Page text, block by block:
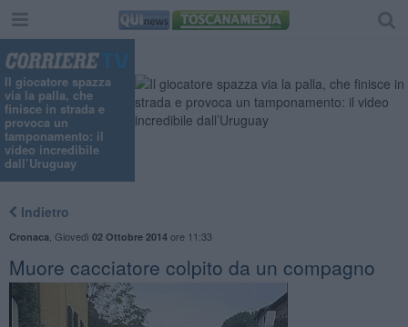
Il giocatore spazza
via la palla, che
finisce in strada e
provoca un
tamponamento: il
video incredibile
dall’Uruguay
Indietro
Cronaca Giovedì 02 Ottobre 2014ore 11:33
Muore cacciatore colpito da un compagno